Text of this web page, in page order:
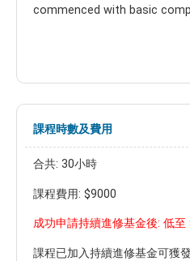
commenced with basic
課程時數及費用
合共: 30小時
課程費用: $9000
成功申請持續進修基金後: 低至
課程已加入持續進修基金可獲